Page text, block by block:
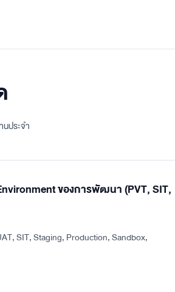
นประจำ
ของการพัฒนา (PVT, SIT,
SIT, Staging, Production, Sandbox,